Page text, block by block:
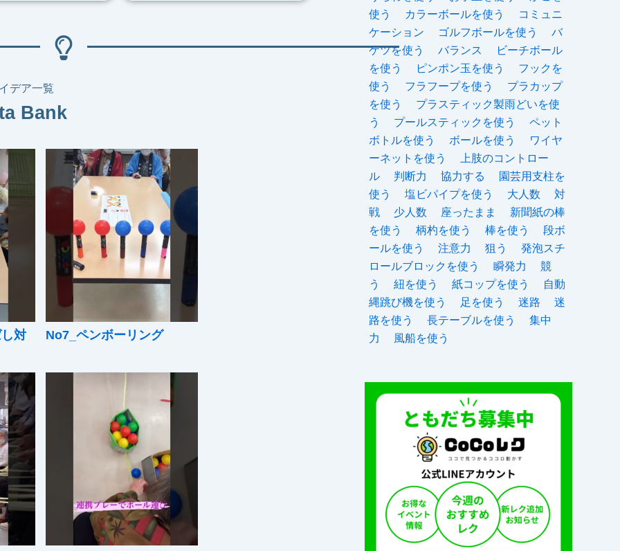
デア一覧
Bank
対 No7_ペンボーリング
使う
カラーボールを使う
コミュニ
ケーション
ゴルフボールを使う
バ
ケツを使う
バランス
ビーチボール
を使う
ピンポン玉を使う
フックを
使う
フラフープを使う
プラカップ
を使う
プラスティック製雨どいを使
う
プールスティックを使う
ペット
ボトルを使う
ボールを使う
ワイヤ
ーネットを使う
上肢のコントロー
ル
判断力 協力する
園芸用支柱を
使う
塩ビパイプを使う 大人数
対
戦
少人数 座ったまま
新聞紙の棒
を使う
柄杓を使う 棒を使う
段ボ
ールを使う
注意力 狙う
発泡スチ
ロールブロックを使う
瞬発力
競
う
紐を使う 紙コップを使う
自動
縄跳び機を使う
足を使う 迷路
迷
路を使う
長テーブルを使う
集中
力
風船を使う